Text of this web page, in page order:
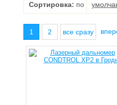
Сортировка: по
1 2 все сразу